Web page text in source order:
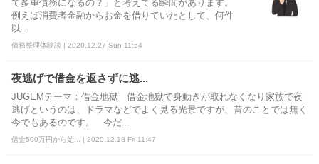
て多重債務になるの？」と考えてる瞬間があります。
例えば消費者金融からお金を借りていたとして、何件
以...
債務整理体験談 | 2020.12.27 Sun 11:54
夜逃げで借金を返さずに逃...
JUGEMテーマ：借金地獄 借金地獄で身動きが取れなくなり家族で夜
逃げというのは、ドラマなどでよく見る光景ですが、昔のことでは無く
今でもあるのです。 今だ...
借金500万円から始... | 2020.12.18 Fri 11:47